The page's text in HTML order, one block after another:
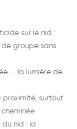
sur le nid :
groupe sans
— la lumière de
proximité, surtout
du nid : la